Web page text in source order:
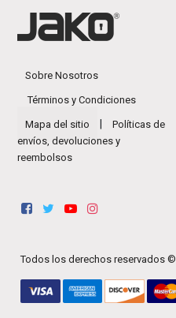
Sobre Nosotros
Términos y Condiciones
Mapa del sitio
Políticas de
envíos, devoluciones y
reembolsos
Todos los derechos reservados ©